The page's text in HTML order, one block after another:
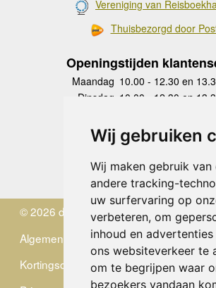
Wij gebruiken
Wij maken gebruik van
andere tracking-
uw surfervaring op
verbeteren, om
inhoud en
ons websiteverkeer te
om te begrijpen waar
bezoekers vandaan
Vereniging van
Thuisbezorgd door
Openingstijden
Maandag 10.00 - 12.30 en
Dinsdag 10.00 - 12.30 en
Donderdag
10.00 - 12.30 en
Vrijdag 10.00 - 12.30 en
Zaterdag
gesloten
Zondag gesloten
© 2026 de Zwerver
Algemene Voorwaarden
Kortingscode